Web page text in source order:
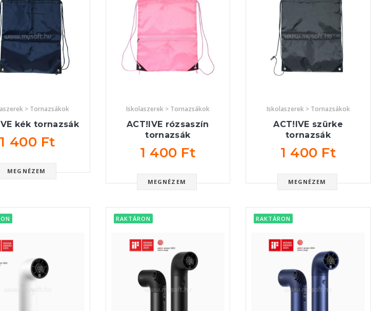
> Tornazsákok
kék tornazsák
1 400 Ft
MEGNÉZEM
Iskolaszerek > Tornazsákok
ACT!IVE rózsaszín
tornazsák
1 400 Ft
MEGNÉZEM
Iskolaszerek > Tornazsákok
ACT!IVE szürke
tornazsák
1 400 Ft
MEGNÉZEM
RAKTÁRON RAKTÁRON